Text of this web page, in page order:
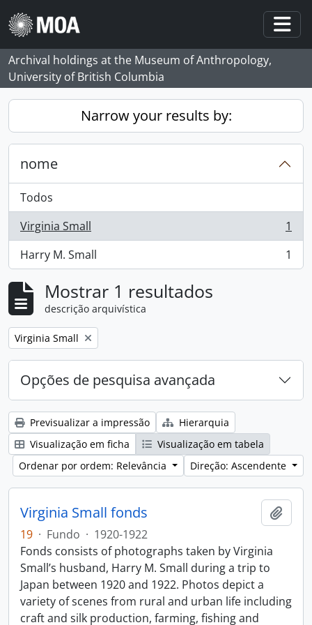
Skip to main content
Archival holdings at the Museum of Anthropology,
University of British Columbia
Narrow your results by:
nome
Todos
Virginia Small
, 1 resultados
1
Harry M. Small
, 1 resultados 1
Mostrar 1 resultados
descrição arquivística
Remove filter:
Virginia Small
Opções de pesquisa avançada
Previsualizar a impressão
Hierarquia
Visualização em ficha
Visualização em tabela
Ordenar por ordem: Relevância
Direção: Ascendente
Virginia Small fonds
19 · Fundo · 1920-1922
Fonds consists of photographs taken by Virginia
Small’s husband, Harry M. Small during a trip to
Japan between 1920 and 1922. Photos depict a
variety of scenes from rural and urban life including
craft and silk production, farming, fishing and